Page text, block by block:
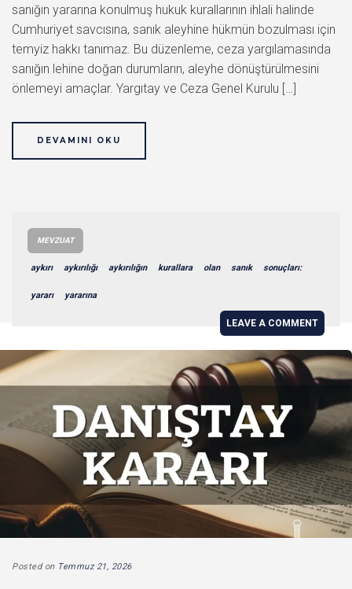
sanığın yararına konulmuş hukuk kurallarının ihlali halinde
Cumhuriyet savcısına, sanık aleyhine hükmün bozulması için
temyiz hakkı tanımaz. Bu düzenleme, ceza yargılamasında
sanığın lehine doğan durumların, aleyhe dönüştürülmesini
önlemeyi amaçlar. Yargıtay ve Ceza Genel Kurulu […]
DEVAMINI OKU
MEVZUAT
aykırı aykırılığı aykırılığın kurallara olan sanık sonuçları:
yararı yararına
LEAVE A COMMENT
Posted on Temmuz 21, 2026